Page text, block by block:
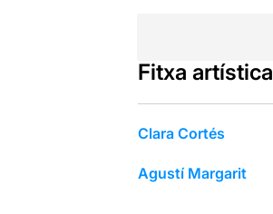
Fitxa artística
Clara Cortés
Agustí Margarit